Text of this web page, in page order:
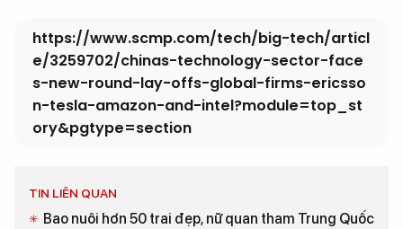
https://www.scmp.com/tech/big-tech/articl
e/3259702/chinas-technology-sector-face
s-new-round-lay-offs-global-firms-ericsso
n-tesla-amazon-and-intel?module=top_st
ory&pgtype=section
TIN LIÊN QUAN
Bao nuôi hơn 50 trai đẹp, nữ quan tham Trung Quốc